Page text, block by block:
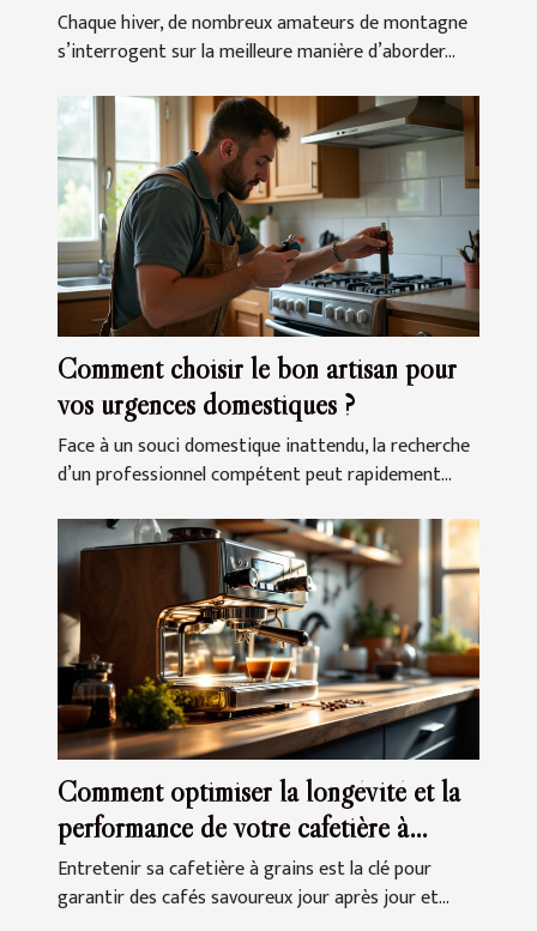
Chaque hiver, de nombreux amateurs de montagne
s’interrogent sur la meilleure manière d’aborder...
Comment choisir le bon artisan pour
vos urgences domestiques ?
Face à un souci domestique inattendu, la recherche
d’un professionnel compétent peut rapidement...
Comment optimiser la longévité et la
performance de votre cafetière à
grains ?
Entretenir sa cafetière à grains est la clé pour
garantir des cafés savoureux jour après jour et...